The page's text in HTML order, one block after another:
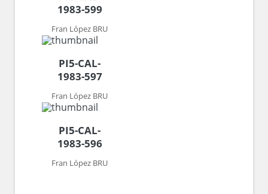
1983-599
Fran López BRU
PI5-CAL-
1983-597
Fran López BRU
PI5-CAL-
1983-596
Fran López BRU